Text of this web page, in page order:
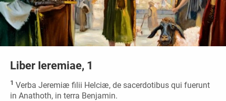
Liber Ieremiae, 1
1 Verba Jeremiæ filii Helciæ, de sacerdotibus qui fuerunt
in Anathoth, in terra Benjamin.